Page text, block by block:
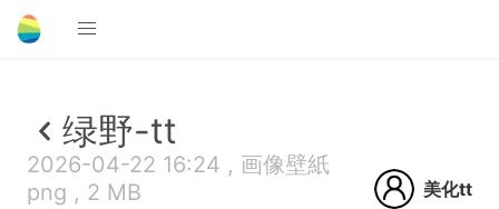
绿野-tt
2026-04-22 16:24 , 画像壁紙
png , 2 MB
美化tt